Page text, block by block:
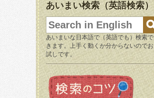
あいまい検索（英語検索）
あいまいな日本語で（英語でも）検索で
きます。上手く動くか分からないのでお
試しです。